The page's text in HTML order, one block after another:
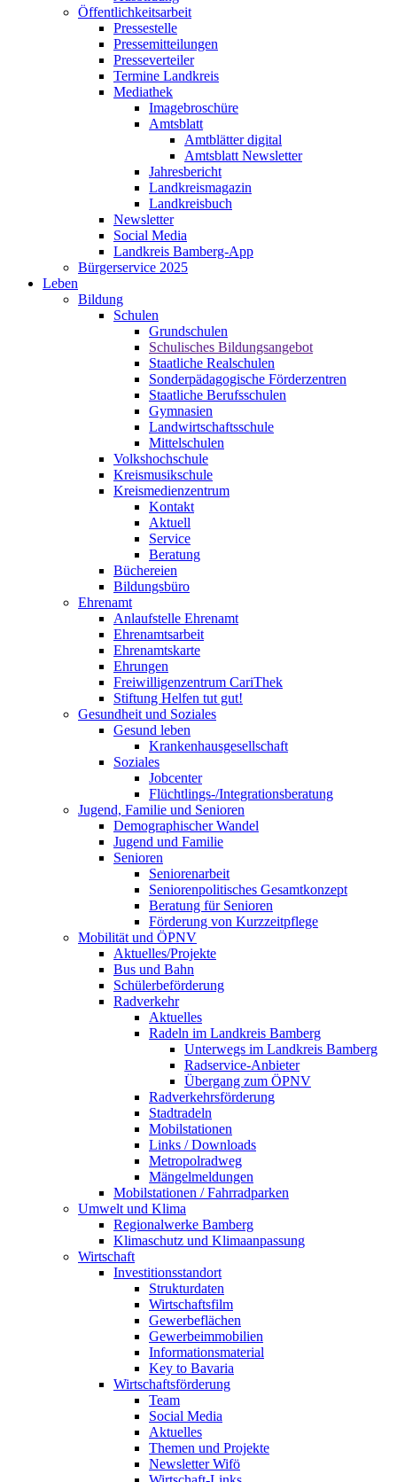
Öffentlichkeitsarbeit
Pressestelle
Pressemitteilungen
Presseverteiler
Termine Landkreis
Mediathek
Imagebroschüre
Amtsblatt
Amtblätter digital
Amtsblatt Newsletter
Jahresbericht
Landkreismagazin
Landkreisbuch
Newsletter
Social Media
Landkreis Bamberg-App
Bürgerservice 2025
Leben
Bildung
Schulen
Grundschulen
Schulisches Bildungsangebot
Staatliche Realschulen
Sonderpädagogische Förderzentren
Staatliche Berufsschulen
Gymnasien
Landwirtschaftsschule
Mittelschulen
Volkshochschule
Kreismusikschule
Kreismedienzentrum
Kontakt
Aktuell
Service
Beratung
Büchereien
Bildungsbüro
Ehrenamt
Anlaufstelle Ehrenamt
Ehrenamtsarbeit
Ehrenamtskarte
Ehrungen
Freiwilligenzentrum CariThek
Stiftung Helfen tut gut!
Gesundheit und Soziales
Gesund leben
Krankenhausgesellschaft
Soziales
Jobcenter
Flüchtlings-/Integrationsberatung
Jugend, Familie und Senioren
Demographischer Wandel
Jugend und Familie
Senioren
Seniorenarbeit
Seniorenpolitisches Gesamtkonzept
Beratung für Senioren
Förderung von Kurzzeitpflege
Mobilität und ÖPNV
Aktuelles/Projekte
Bus und Bahn
Schülerbeförderung
Radverkehr
Aktuelles
Radeln im Landkreis Bamberg
Unterwegs im Landkreis Bamberg
Radservice-Anbieter
Übergang zum ÖPNV
Radverkehrsförderung
Stadtradeln
Mobilstationen
Links / Downloads
Metropolradweg
Mängelmeldungen
Mobilstationen / Fahrradparken
Umwelt und Klima
Regionalwerke Bamberg
Klimaschutz und Klimaanpassung
Wirtschaft
Investitionsstandort
Strukturdaten
Wirtschaftsfilm
Gewerbeflächen
Gewerbeimmobilien
Informationsmaterial
Key to Bavaria
Wirtschaftsförderung
Team
Social Media
Aktuelles
Themen und Projekte
Newsletter Wifö